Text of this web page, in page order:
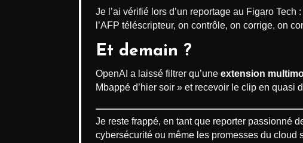
Je l’ai vérifié lors d’un reportage au Figaro
l’AFP téléscripteur, on contrôle, on corrige, on
Et demain ?
OpenAI a laissé filtrer qu’une extension
Mbappé d’hier soir » et recevoir le clip en quasi
Je reste frappé, en tant que reporter passionné
cybersécurité ou même les promesses du cloud